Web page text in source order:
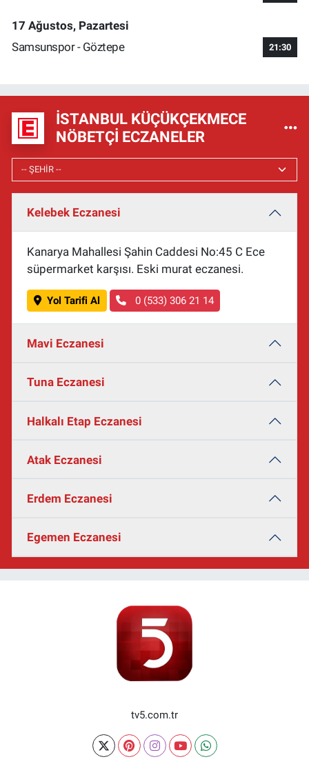
17 Ağustos, Pazartesi
Samsunspor - Göztepe
21:30
İSTANBUL KÜÇÜKÇEKMECE
NÖBETÇI ECZANELER
Kelebek Eczanesi
Kanarya Mahallesi Şahin Caddesi No:45 C Ece
süpermarket karşısı. Eski murat eczanesi.
Yol Tarifi Al 0 (533) 306 21 14
Mavi Eczanesi
Tuna Eczanesi
Halkalı Etap Eczanesi
Atak Eczanesi
Erdem Eczanesi
Egemen Eczanesi
tv5.com.tr